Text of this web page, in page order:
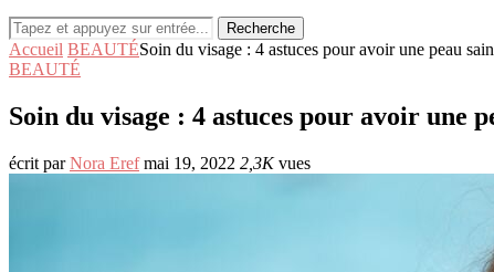
Recherche
Accueil BEAUTÉSoin du visage : 4 astuces pour avoir une peau
BEAUTÉ
Soin du visage : 4 astuces pour avoir une
écrit parNora Eref mai 19, 2022 2,3Kvues